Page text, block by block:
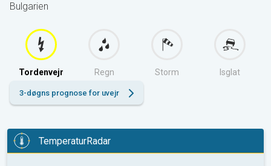
Bulgarien
Tordenvejr Regn Storm Isglat
3-døgns prognose for uvejr
TemperaturRadar